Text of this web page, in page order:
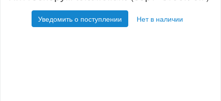
Уведомить о поступлении Нет в наличии